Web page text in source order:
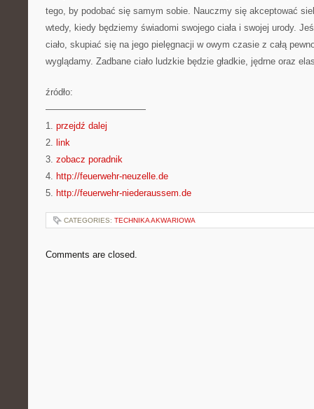
tego, by podobać się samym sobie. Nauczmy się akceptować
wtedy, kiedy będziemy świadomi swojego ciała i swojej urody.
ciało, skupiać się na jego pielęgnacji w owym czasie z całą
wyglądamy. Zadbane ciało ludzkie będzie gładkie, jędrne oraz
źródło:
———————————
1. przejdź dalej
2. link
3. zobacz poradnik
4. http://feuerwehr-neuzelle.de
5. http://feuerwehr-niederaussem.de
CATEGORIES: TECHNIKA AKWARIOWA
Comments are closed.